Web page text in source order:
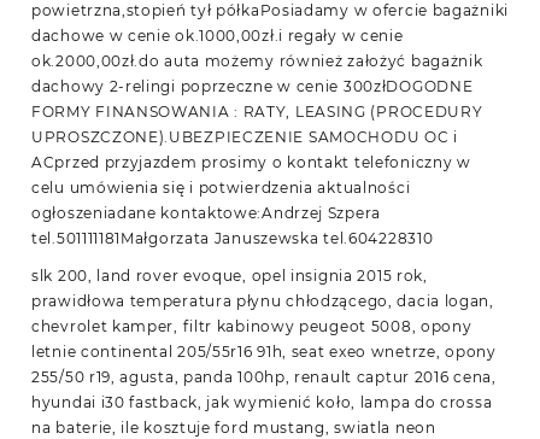
powietrzna,stopień tył półkaPosiadamy w ofercie bagażniki
dachowe w cenie ok.1000,00zł.i regały w cenie
ok.2000,00zł.do auta możemy również założyć bagażnik
dachowy 2-relingi poprzeczne w cenie 300złDOGODNE
FORMY FINANSOWANIA : RATY, LEASING (PROCEDURY
UPROSZCZONE).UBEZPIECZENIE SAMOCHODU OC i
ACprzed przyjazdem prosimy o kontakt telefoniczny w
celu umówienia się i potwierdzenia aktualności
ogłoszeniadane kontaktowe:Andrzej Szpera
tel.501111181Małgorzata Januszewska tel.604228310
slk 200, land rover evoque, opel insignia 2015 rok,
prawidłowa temperatura płynu chłodzącego, dacia logan,
chevrolet kamper, filtr kabinowy peugeot 5008, opony
letnie continental 205/55r16 91h, seat exeo wnetrze, opony
255/50 r19, agusta, panda 100hp, renault captur 2016 cena,
hyundai i30 fastback, jak wymienić koło, lampa do crossa
na baterie, ile kosztuje ford mustang, swiatla neon